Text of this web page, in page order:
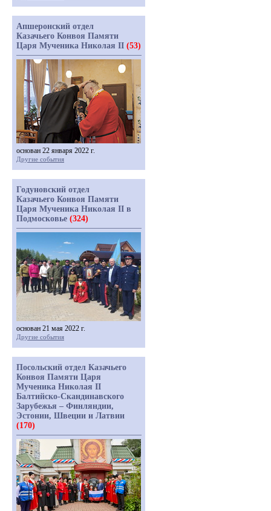
Апшеронский отдел
Казачьего Конвоя Памяти
Царя Мученика Николая II (53)
основан 22 января 2022 г.
Другие события
Годуновский отдел
Казачьего Конвоя Памяти
Царя Мученика Николая II в
Подмосковье (324)
основан 21 мая 2022 г.
Другие события
Посольский отдел Казачьего
Конвоя Памяти Царя
Мученика Николая II
Балтийско-Скандинавского
Зарубежья – Финляндии,
Эстонии, Швеции и Латвии
(170)